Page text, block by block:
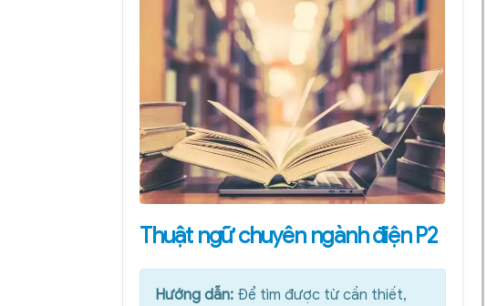
Thuật ngữ chuyên ngành điện P2
Hướng dẫn: Để tìm được từ cần thiết,